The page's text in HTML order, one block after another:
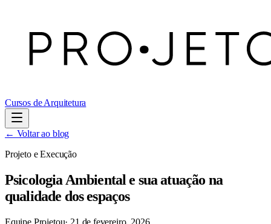
Cursos de Arquitetura
← Voltar ao blog
Projeto e Execução
Psicologia Ambiental e sua atuação na
qualidade dos espaços
Equipe Projetou· 21 de fevereiro, 2026